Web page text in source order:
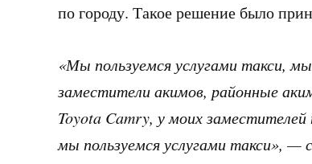
по городу. Такое решение было
«Мы пользуемся услугами такси,
заместители акимов, районные
Toyota Camry, у моих
мы пользуемся услугами такси», —